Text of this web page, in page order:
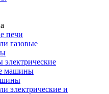
печи
газовые
машины
электрические и